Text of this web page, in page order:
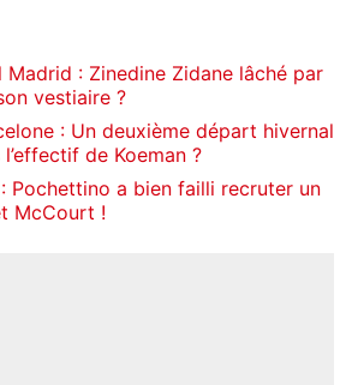
Madrid : Zinedine Zidane lâché par
vestiaire ?
: Un deuxième départ hivernal
de Koeman ?
Pochettino a bien failli recruter un
McCourt !